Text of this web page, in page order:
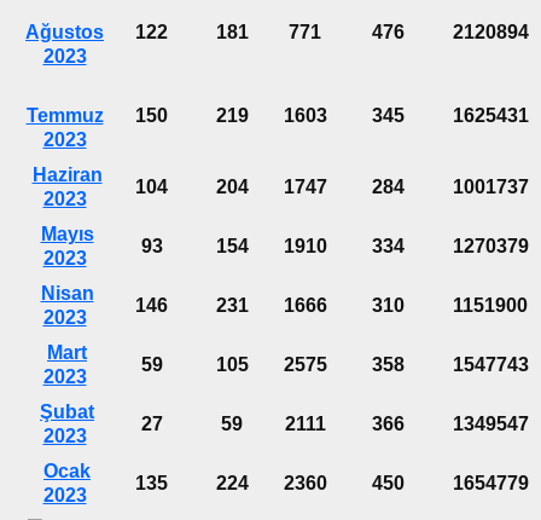
Ağustos
2023
122 181 771 476 2120894
Temmuz
2023
150 219 1603 345 1625431
Haziran
2023
104 204 1747 284 1001737
Mayıs
2023
93 154 1910 334 1270379
Nisan
2023
146 231 1666 310 1151900
Mart
2023
59 105 2575 358 1547743
Şubat
2023
27 59 2111 366 1349547
Ocak
2023
135 224 2360 450 1654779